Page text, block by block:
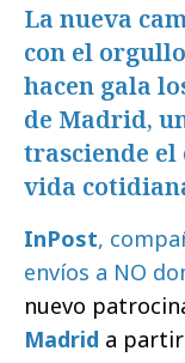
La nueva
con el
hacen gala
de Madrid,
trasciende el
vida
InPost,
envíos a NO
nuevo
Madrid a partir